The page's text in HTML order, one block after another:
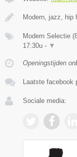
Modern, jazz, hip
Modern Selectie
17:30u - ▼
Openingstijden
Laatste facebook
Sociale media: